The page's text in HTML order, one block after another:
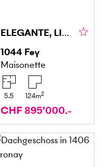
ELEGANTE, LICHTDURCHFLUTETE DUPLEX
1044 Fey
Maisonette
5.5 124m2
CHF 895'000.-